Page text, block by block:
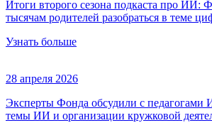
Итоги второго сезона подкаста про ИИ:
тысячам родителей разобраться в теме
Узнать больше
28 апреля 2026
Эксперты Фонда обсудили с педагогами
темы ИИ и организации кружковой